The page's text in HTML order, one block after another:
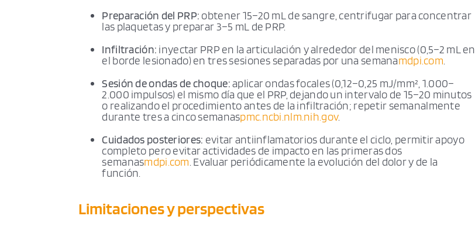
Preparación del PRP: obtener 15–20 mL de sangre, centrifugar para concentrar
las plaquetas y preparar 3–5 mL de PRP.
Infiltración: inyectar PRP en la articulación y alrededor del menisco (0,5–2 mL en
el borde lesionado) en tres sesiones separadas por una semanamdpi.com.
Sesión de ondas de choque:aplicar ondas focales (0,12–0,25 mJ/mm², 1.000–
2.000 impulsos) el mismo día que el PRP, dejando un intervalo de 15–20 minutos
o realizando el procedimiento antes de la infiltración; repetir semanalmente
durante tres a cinco semanaspmc.ncbi.nlm.nih.gov.
Cuidados posteriores: evitar antiinflamatorios durante el ciclo, permitir apoyo
completo pero evitar actividades de impacto en las primeras dos
semanasmdpi.com. Evaluar periódicamente la evolución del dolor y de la
función.
Limitaciones y perspectivas